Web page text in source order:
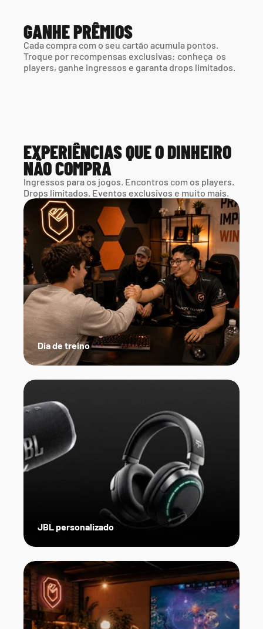
GANHE PRÊMIOS
Cada compra com o seu cartão acumula pontos.
Troque por recompensas exclusivas: conheça  os
players, ganhe ingressos e garanta drops limitados.
EXPERIÊNCIAS QUE O DINHEIRO
NÃO COMPRA
Ingressos para os jogos. Encontros com os players.
Drops limitados. Eventos exclusivos e muito mais.
JBL personalizado
Dia de treino